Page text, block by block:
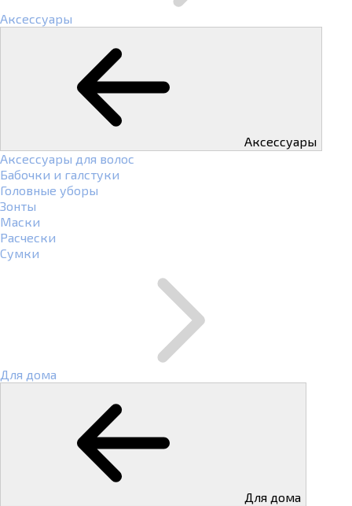
Аксессуары
Аксессуары
Аксессуары для волос
Бабочки и галстуки
Головные уборы
Зонты
Маски
Расчески
Сумки
Для дома
Для дома